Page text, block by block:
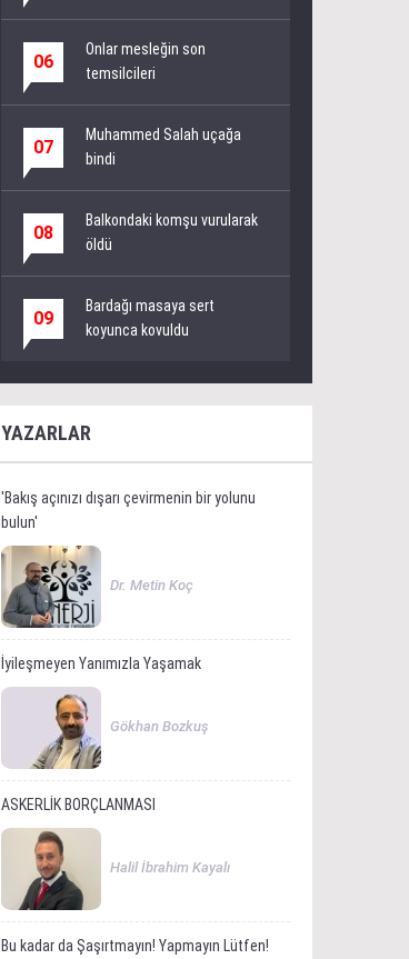
06
Onlar mesleğin son
temsilcileri
07
Muhammed Salah uçağa
bindi
08
Balkondaki komşu vurularak
öldü
09
Bardağı masaya sert
koyunca kovuldu
YAZARLAR
'Bakış açınızı dışarı çevirmenin bir yolunu
bulun'
Dr. Metin Koç
İyileşmeyen Yanımızla Yaşamak
Gökhan Bozkuş
ASKERLİK BORÇLANMASI
Halil İbrahim Kayalı
Bu kadar da Şaşırtmayın! Yapmayın Lütfen!